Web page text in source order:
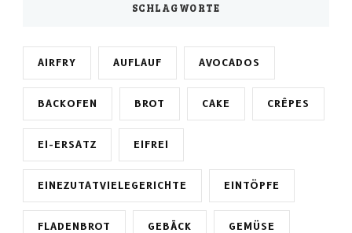
SCHLAGWORTE
AIRFRY AUFLAUF AVOCADOS
BACKOFEN BROT CAKE CRÊPES
EI-ERSATZ EIFREI
EINEZUTATVIELEGERICHTE EINTÖPFE
FLADENBROT GEBÄCK GEMÜSE